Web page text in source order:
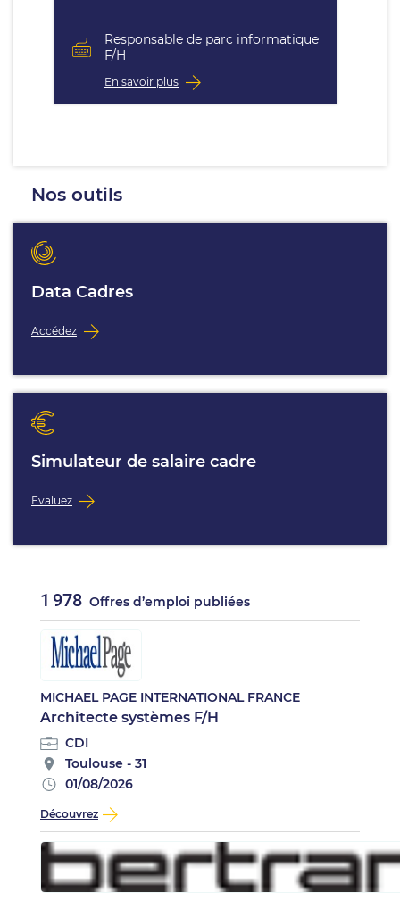
Responsable de parc informatique
F/H
En savoir plus
Nos outils
Data Cadres
Accédez
Simulateur de salaire cadre
Evaluez
1 978 Offres d’emploi publiées
MICHAEL PAGE INTERNATIONAL FRANCE
Architecte systèmes F/H
CDI
Toulouse - 31
01/08/2026
Découvrez